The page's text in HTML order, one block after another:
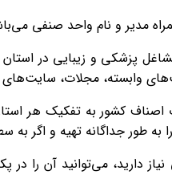
مدیر و نام واحد صنفی
پزشکی و زیبایی در
وابسته، مجلات،
اصناف کشور به تفکیک هر
جداگانه تهیه و اگر به
دارید، می‌توانید آن را در